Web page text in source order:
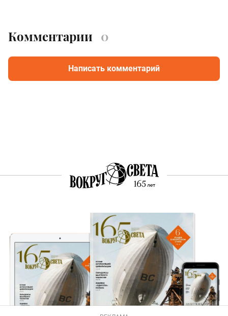
Комментарии 0
Написать комментарий